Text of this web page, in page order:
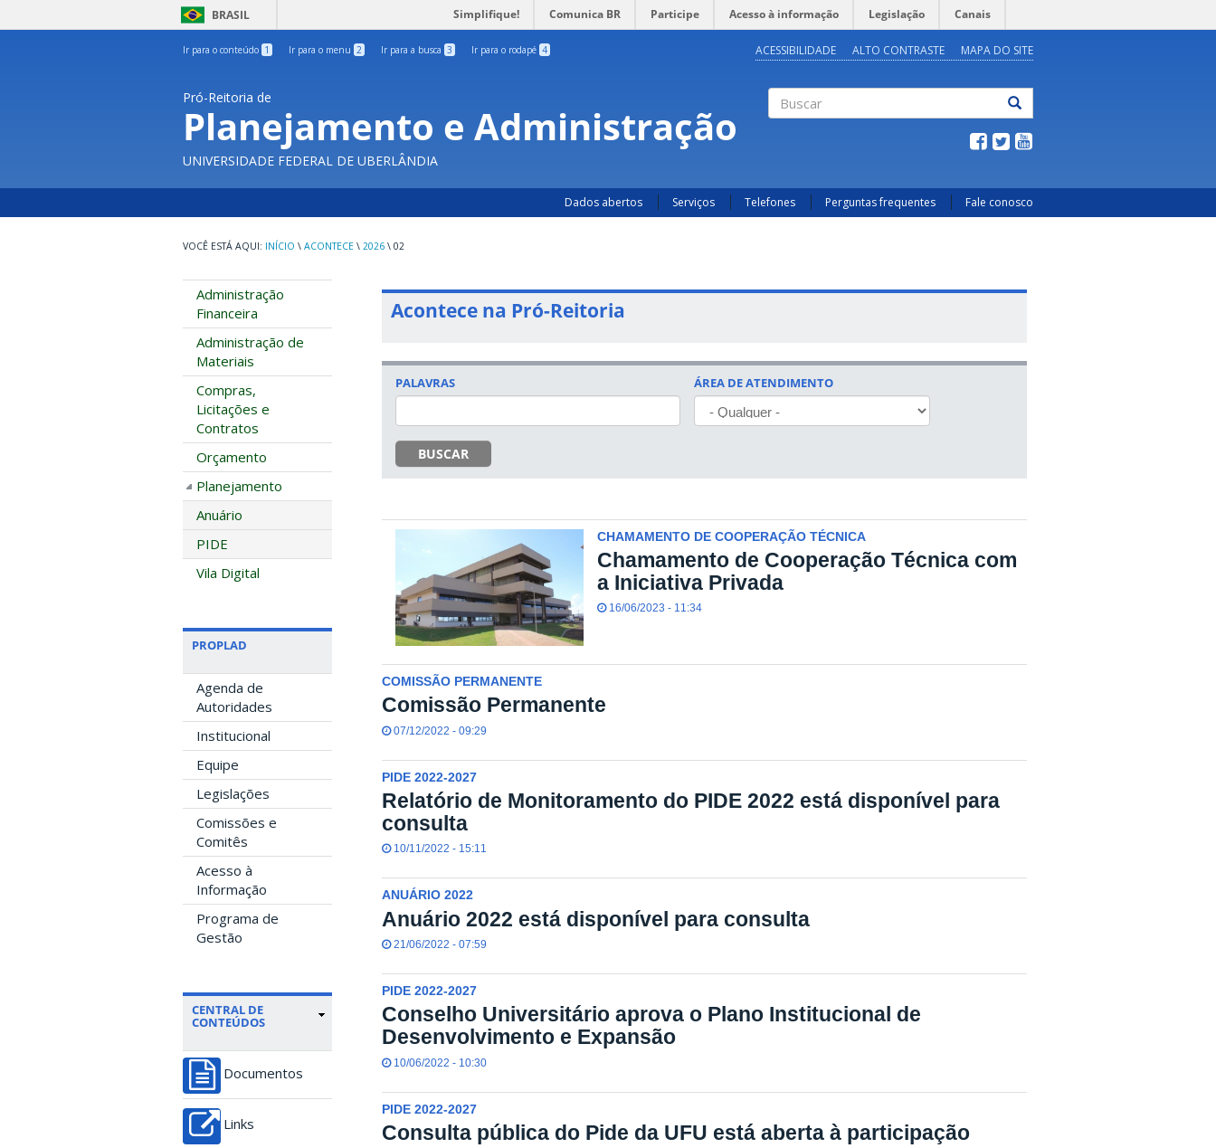
BRASIL Simplifique! Comunica BR Participe Acesso à informação Legislação Canais
Ir para o conteúdo 1 Ir para o menu 2 Ir para a busca 3 Ir para o rodapé 4 ACESSIBILIDADE ALTO CONTRASTE MAPA DO SITE
Pró-Reitoria de
Planejamento e Administração
UNIVERSIDADE FEDERAL DE UBERLÂNDIA
Dados abertos Serviços Telefones Perguntas frequentes Fale conosco
INÍCIO \ ACONTECE \ 2026 \ 02
Administração
Financeira
Administração de
Materiais
Compras,
Licitações e
Contratos
Orçamento
Planejamento
Anuário
PIDE
Vila Digital
PROPLAD
Agenda de
Autoridades
Institucional
Equipe
Legislações
Comissões e
Comitês
Acesso à
Informação
Programa de
Gestão
CENTRAL DE
CONTEÚDOS
Documentos
Links
Acontece na Pró-Reitoria
PALAVRAS ÁREA DE ATENDIMENTO
BUSCAR
CHAMAMENTO DE COOPERAÇÃO TÉCNICA
Chamamento de Cooperação Técnica com
a Iniciativa Privada
16/06/2023 - 11:34
COMISSÃO PERMANENTE
Comissão Permanente
07/12/2022 - 09:29
PIDE 2022-2027
Relatório de Monitoramento do PIDE 2022 está disponível para
consulta
10/11/2022 - 15:11
ANUÁRIO 2022
Anuário 2022 está disponível para consulta
21/06/2022 - 07:59
PIDE 2022-2027
Conselho Universitário aprova o Plano Institucional de
Desenvolvimento e Expansão
10/06/2022 - 10:30
PIDE 2022-2027
Consulta pública do Pide da UFU está aberta à participação